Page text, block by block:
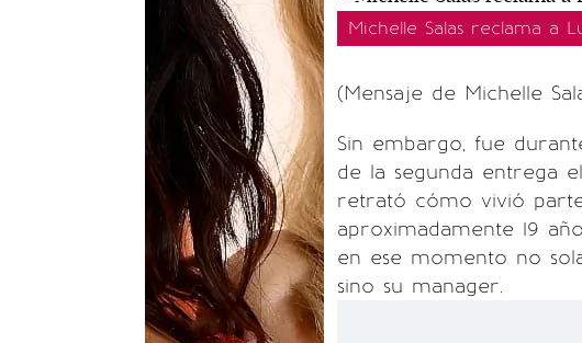
Michelle Salas reclama a
(Mensaje de Michelle
Sin embargo, fue
de la segunda entrega
retrató cómo vivió
aproximadamente 19
en ese momento no
sino su manager.